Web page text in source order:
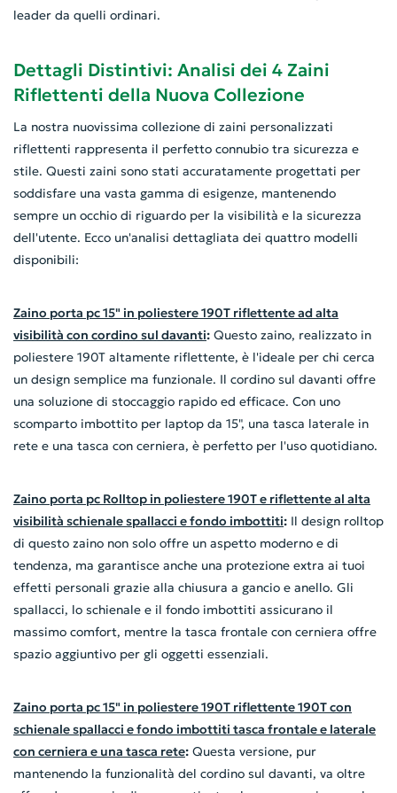
leader da quelli ordinari.
Dettagli Distintivi: Analisi dei 4 Zaini
Riflettenti della Nuova Collezione
La nostra nuovissima collezione di zaini personalizzati
riflettenti rappresenta il perfetto connubio tra sicurezza e
stile. Questi zaini sono stati accuratamente progettati per
soddisfare una vasta gamma di esigenze, mantenendo
sempre un occhio di riguardo per la visibilità e la sicurezza
dell'utente. Ecco un'analisi dettagliata dei quattro modelli
disponibili:
Zaino porta pc 15" in poliestere 190T riflettente ad alta
visibilità con cordino sul davanti: Questo zaino, realizzato in
poliestere 190T altamente riflettente, è l'ideale per chi cerca
un design semplice ma funzionale. Il cordino sul davanti offre
una soluzione di stoccaggio rapido ed efficace. Con uno
scomparto imbottito per laptop da 15", una tasca laterale in
rete e una tasca con cerniera, è perfetto per l'uso quotidiano.
Zaino porta pc Rolltop in poliestere 190T e riflettente al alta
visibilità schienale spallacci e fondo imbottiti: Il design rolltop
di questo zaino non solo offre un aspetto moderno e di
tendenza, ma garantisce anche una protezione extra ai tuoi
effetti personali grazie alla chiusura a gancio e anello. Gli
spallacci, lo schienale e il fondo imbottiti assicurano il
massimo comfort, mentre la tasca frontale con cerniera offre
spazio aggiuntivo per gli oggetti essenziali.
Zaino porta pc 15" in poliestere 190T riflettente 190T con
schienale spallacci e fondo imbottiti tasca frontale e laterale
con cerniera e una tasca rete: Questa versione, pur
mantenendo la funzionalità del cordino sul davanti, va oltre